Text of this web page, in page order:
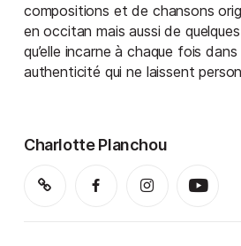
compositions et de chansons
en occitan mais aussi de
qu’elle incarne à chaque fois
authenticité qui ne laissent
Charlotte Planchou